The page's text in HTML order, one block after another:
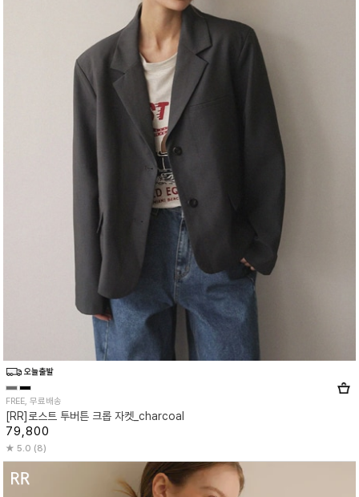
FREE, 무료배송
[RR]로스트 투버튼 크롭 자켓_charcoal
79,800
5.0 (8)